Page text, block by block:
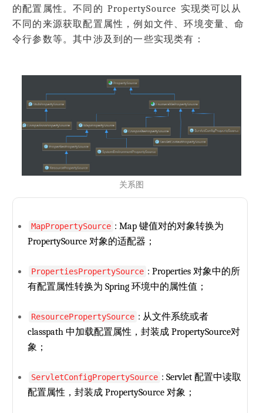
的配置属性。不同的 PropertySource 实现类可以从
不同的来源获取配置属性，例如文件、环境变量、命
令行参数等。其中涉及到的一些实现类有：
关系图
MapPropertySource : Map 键值对的对象转换为
PropertySource 对象的适配器；
PropertiesPropertySource : Properties 对象中的所
有配置属性转换为 Spring 环境中的属性值；
ResourcePropertySource : 从文件系统或者
classpath 中加载配置属性，封装成 PropertySource对
象；
ServletConfigPropertySource : Servlet 配置中读取
配置属性，封装成 PropertySource 对象；